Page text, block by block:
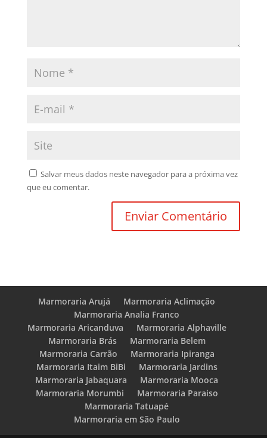
Salvar meus dados neste navegador para a próxima vez
que eu comentar.
Marmoraria Arujá
Marmoraria Aclimação
Marmoraria Analia Franco
Marmoraria Aricanduva
Marmoraria Alphaville
Marmoraria Brás
Marmoraria Belem
Marmoraria Carrão
Marmoraria Ipiranga
Marmoraria Itaim BiBi
Marmoraria Jardins
Marmoraria Jabaquara
Marmoraria Mooca
Marmoraria Morumbi
Marmoraria Paraiso
Marmoraria Tatuapé
Marmoraria em São Paulo